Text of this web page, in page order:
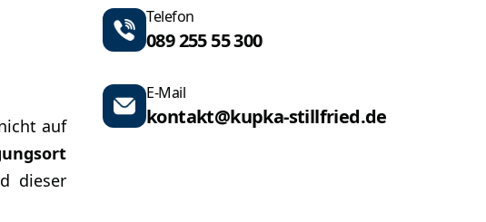
auf
dieser
Telefon
089 255 55 300
E-Mail
kontakt@kupka-stillfried.de